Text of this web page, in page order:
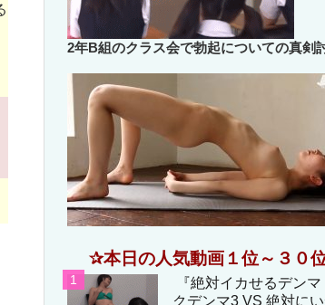
2年B組のクラス会で勃起についての真剣
✰本日の人気動画１位～３０
『絶対イカせるデン
クデンマ3 VS 絶対に